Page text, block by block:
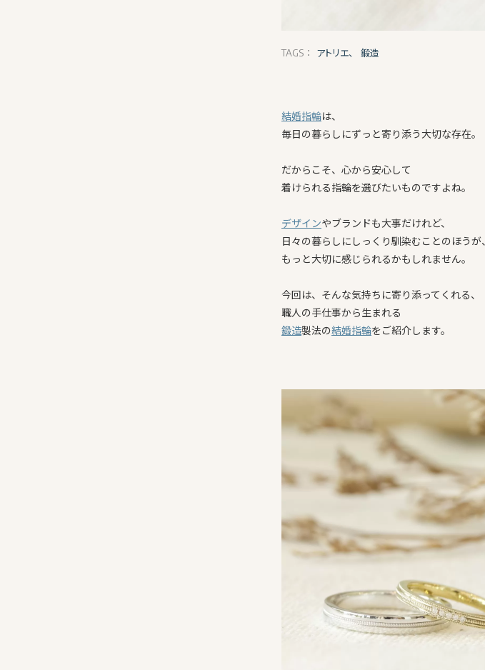
TAGS： アトリエ、 鍛造
結婚指輪は、
毎日の暮らしにずっと寄り添う大切な存在。
だからこそ、心から安心して
着けられる指輪を選びたいものですよね。
デザインやブランドも大事だけれど、
日々の暮らしにしっくり馴染むことのほうが、
もっと大切に感じられるかもしれません。
今回は、そんな気持ちに寄り添ってくれる、
職人の手仕事から生まれる
鍛造製法の結婚指輪をご紹介します。